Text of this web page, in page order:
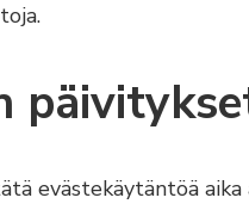
evästekäytäntöä